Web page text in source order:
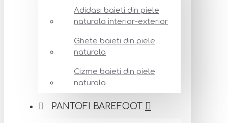
Adidasi baieti din piele
naturala interior-exterior
Ghete baieti din piele
naturala
Cizme baieti din piele
naturala
PANTOFI BAREFOOT